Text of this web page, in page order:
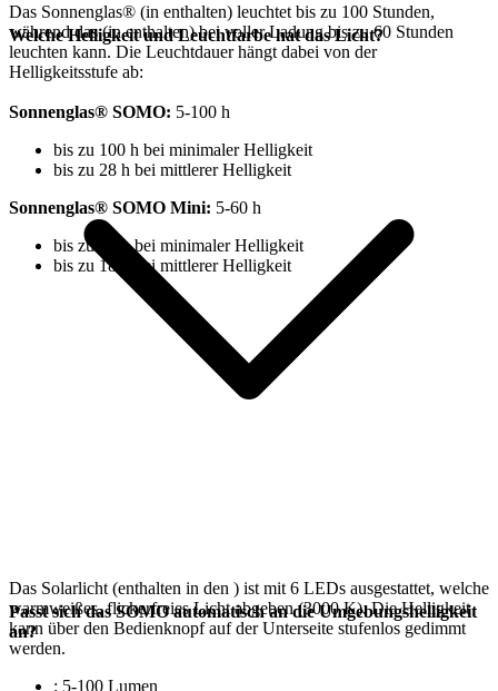
Das Sonnenglas® (in enthalten) leuchtet bis zu 100 Stunden,
während das(inenthalten) bei voller Ladung bis zu 60 Stunden
leuchten kann. Die Leuchtdauer hängt dabei von der
Helligkeitsstufe ab:
Sonnenglas® SOMO: ⁠5-100 h
bis zu 100 h bei minimaler Helligkeit
bis zu 28 h bei mittlerer Helligkeit
Sonnenglas® SOMO Mini: 5-60 h
bis zu 60 h bei minimaler Helligkeit
bis zu 18 h bei mittlerer Helligkeit
Welche Helligkeit und Leuchtfarbe hat das Licht?
Das Solarlicht (enthalten in den ) ist mit 6 LEDs ausgestattet, welche
warmweißes, flickerfreies Licht abgeben (3000 K). Die Helligkeit
kann über den Bedienknopf auf der Unterseite stufenlos gedimmt
werden.
: 5-100 Lumen
Passt sich das SOMO automatisch an die Umgebungshelligkeit
an?